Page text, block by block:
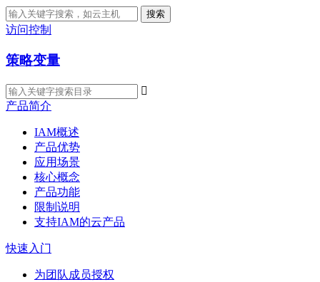
搜索
访问控制
策略变量

产品简介
IAM概述
产品优势
应用场景
核心概念
产品功能
限制说明
支持IAM的云产品
快速入门
为团队成员授权